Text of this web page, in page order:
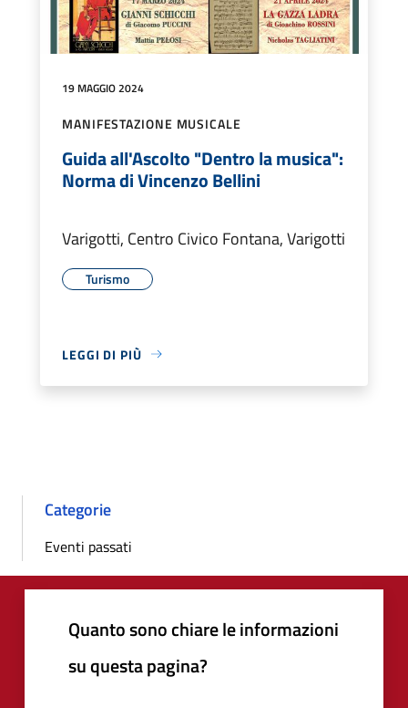
19 MAGGIO 2024
MANIFESTAZIONE MUSICALE
Guida all'Ascolto "Dentro la musica":
Norma di Vincenzo Bellini
Varigotti, Centro Civico Fontana, Varigotti
Turismo
LEGGI DI PIÙ
Categorie
Eventi passati
Quanto sono chiare le informazioni
su questa pagina?